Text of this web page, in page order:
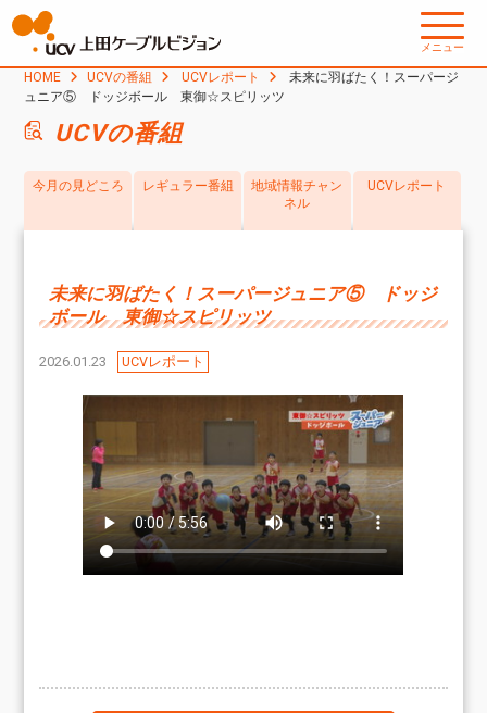
メニュー
HOME UCVの番組 UCVレポート
未来に羽ばたく！スーパージ
ュニア⑤ ドッジボール 東御☆スピリッツ
UCVの番組
今月の見どころ レギュラー番組
地域情報チャン
ネル
UCVレポート
未来に羽ばたく！スーパージュニア⑤ ドッジ
ボール 東御☆スピリッツ
2026.01.23 UCVレポート